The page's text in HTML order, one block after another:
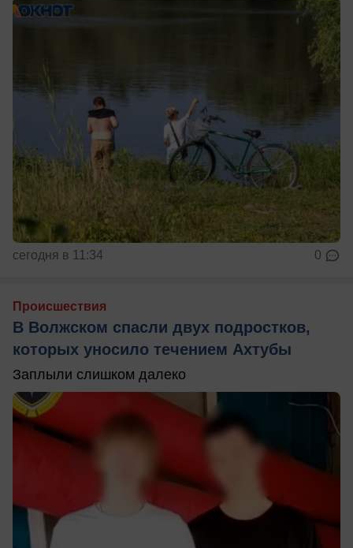
сегодня в 11:34 0
Происшествия
В Волжском спасли двух подростков,
которых уносило течением Ахтубы
Заплыли слишком далеко